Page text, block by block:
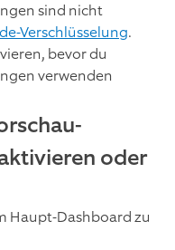
sind nicht
Verschlüsselung.
bevor du
verwenden
oder
Haupt-Dashboard zu